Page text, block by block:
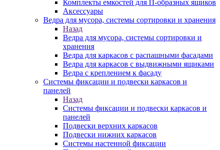
Комплекты емкостей для П-образных ящиков
Аксессуары
Ведра для мусора, системы сортировки и хранения
Назад
Ведра для мусора, системы сортировки и
хранения
Ведра для каркасов с распашными фасадами
Ведра для каркасов с выдвижными ящиками
Ведра с креплением к фасаду
Системы фиксации и подвески каркасов и
панелей
Назад
Системы фиксации и подвески каркасов и
панелей
Подвески верхних каркасов
Подвески нижних каркасов
Системы настенной фиксации